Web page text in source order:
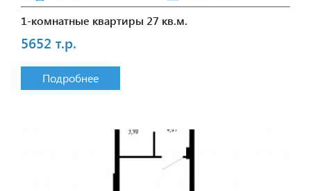
1-комнатные квартиры 27 кв.м.
5652 т.р.
Подробнее